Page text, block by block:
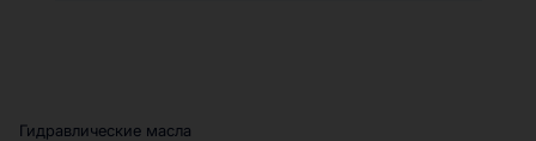
Гидравлические масла